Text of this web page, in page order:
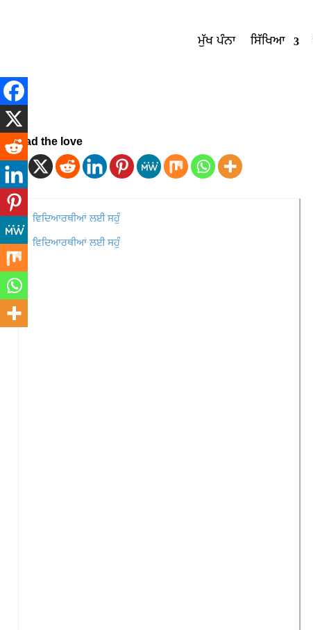
ਮੁੱਖ ਪੰਨਾ ਸਿੱਖਿਆ
Spread the love
ਵਿਦਿਆਰਥੀਆਂ ਲਈ ਸਹੁੰ
ਵਿਦਿਆਰਥੀਆਂ ਲਈ ਸਹੁੰ